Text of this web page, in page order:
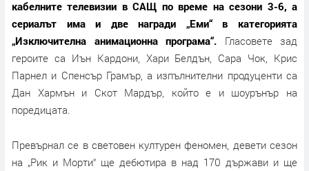
кабелните телевизии в САЩ по време на сезони 3-6, а
сериалът има и две награди „Еми“ в категорията
„Изключителна анимационна програма“. Гласовете зад
героите са Иън Кардони, Хари Белдън, Сара Чок, Крис
Парнел и Спенсър Грамър, а изпълнителни продуценти са
Дан Хармън и Скот Мардър, който е и шоурънър на
поредицата.
Превърнал се в световен културен феномен, девети сезон
на „Рик и Морти“ ще дебютира в над 170 държави и ще